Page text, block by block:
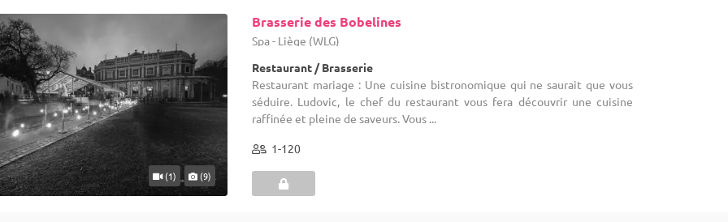
(1) (9)
Brasserie des Bobelines
Spa - Liège (WLG)
Restaurant / Brasserie
Restaurant mariage : Une cuisine bistronomique qui ne saurait que vous
séduire. Ludovic, le chef du restaurant vous fera découvrir une cuisine
raffinée et pleine de saveurs. Vous ...
1-120